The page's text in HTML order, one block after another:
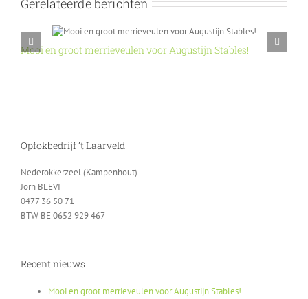
Mooi en groot merrieveulen voor Augustijn Stables!
Opfokbedrijf ’t Laarveld
Nederokkerzeel (Kampenhout)
Jorn BLEVI
0477 36 50 71
BTW BE 0652 929 467
Recent nieuws
Mooi en groot merrieveulen voor Augustijn Stables!